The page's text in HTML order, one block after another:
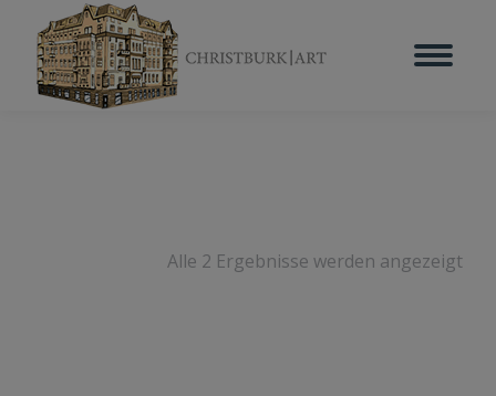
Alle 2 Ergebnisse werden angezeigt